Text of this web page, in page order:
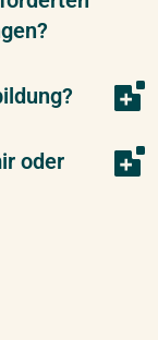
oder